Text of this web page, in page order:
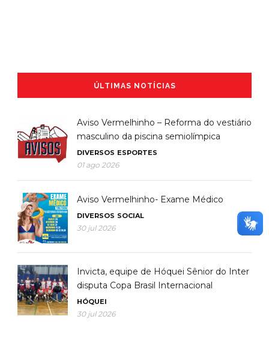
ÚLTIMAS NOTÍCIAS
Aviso Vermelhinho – Reforma do vestiário
masculino da piscina semiolímpica
DIVERSOS ESPORTES
01 ago 2026
Aviso Vermelhinho- Exame Médico
DIVERSOS SOCIAL
30 jul 2026
Invicta, equipe de Hóquei Sênior do Inter
disputa Copa Brasil Internacional
HÓQUEI
30 jul 2026